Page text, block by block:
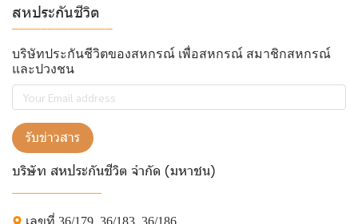
สหประกันชีวิต
บริษัทประกันชีวิตของสหกรณ์ เพื่อสหกรณ์ สมาชิกสหกรณ์
และปวงชน
รับข่าวสาร
บริษัท สหประกันชีวิต จำกัด (มหาชน)
เลขที่ 36/179, 36/183, 36/186